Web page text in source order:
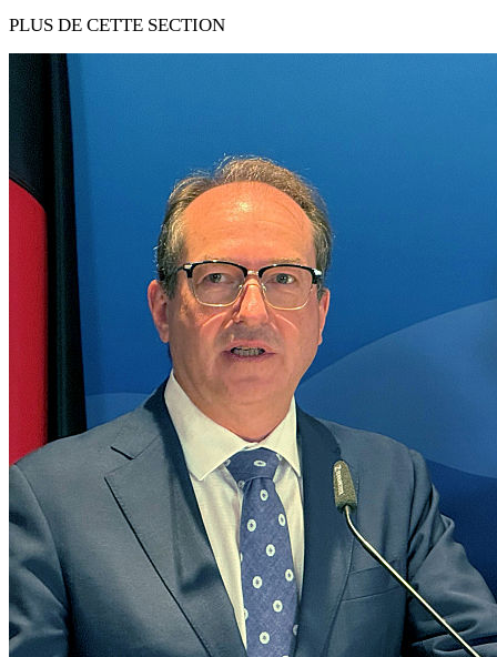
PLUS DE CETTE SECTION